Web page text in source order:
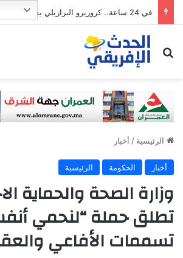
ابحث عن
الرئيسية / أخبار
أخبار الحكومة الرئيسية
وزارة الصحة والحماية
تطلق حملة “لنحمي
تسممات الأفاعي